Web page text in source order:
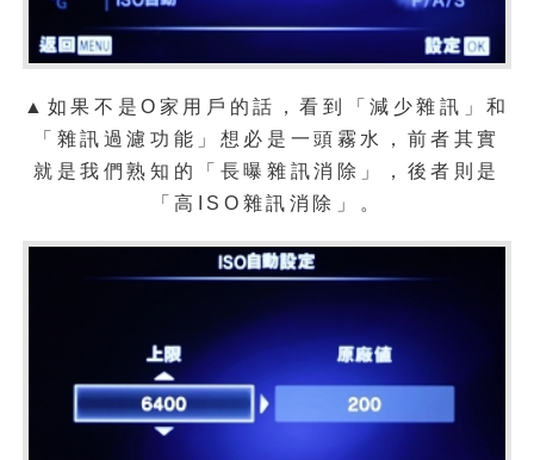
▲如果不是O家用戶的話，看到「減少雜訊」和
「雜訊過濾功能」想必是一頭霧水，前者其實
就是我們熟知的「長曝雜訊消除」，後者則是
「高ISO雜訊消除」。